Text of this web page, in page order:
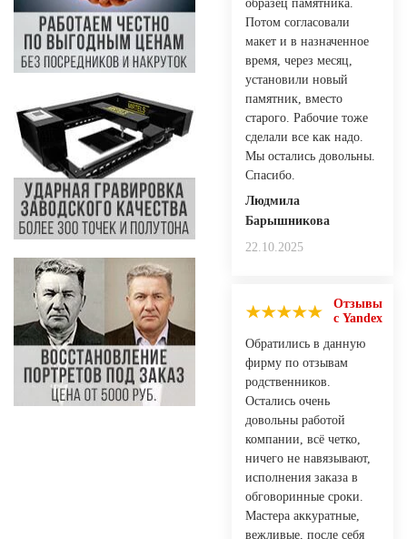
образец памятника.
Потом согласовали
макет и в назначенное
время, через месяц,
установили новый
памятник, вместо
старого. Рабочие тоже
сделали все как надо.
Мы остались довольны.
Спасибо.
Людмила
Барышникова
22.10.2025
Отзывы
с Yandex
Обратились в данную
фирму по отзывам
родственников.
Остались очень
довольны работой
компании, всё четко,
ничего не навязывают,
исполнения заказа в
обговоринные сроки.
Мастера аккуратные,
вежливые, после себя